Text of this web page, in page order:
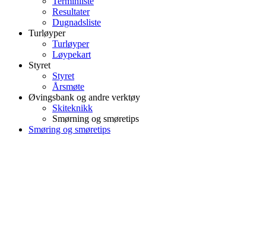
Resultater
Dugnadsliste
Turløyper
Turløyper
Løypekart
Styret
Styret
Årsmøte
Øvingsbank og andre verktøy
Skiteknikk
Smørning og smøretips
Smøring og smøretips